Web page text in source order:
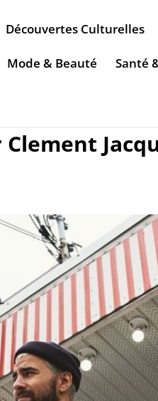
Découvertes Culturelles
Mode & Beauté Santé